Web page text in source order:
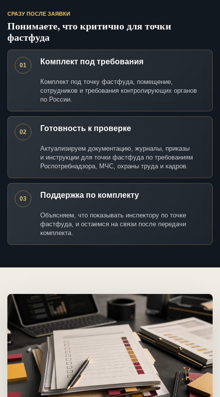
СРАЗУ ПОСЛЕ ЗАЯВКИ
Понимаете, что критично для точки
фастфуда
01 Комплект под требования
Комплект под точку фастфуда, помещение,
сотрудников и требования контролирующих органов
по России.
02 Готовность к проверке
Актуализируем документацию, журналы, приказы
и инструкции для точки фастфуда по требованиям
Роспотребнадзора, МЧС, охраны труда и кадров.
03 Поддержка по комплекту
Объясняем, что показывать инспектору по точке
фастфуда, и остаемся на связи после передачи
комплекта.